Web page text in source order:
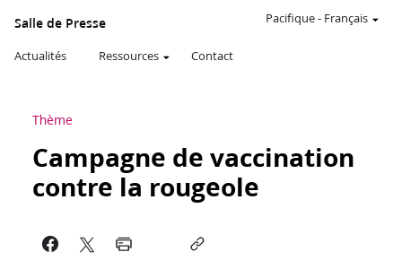
Salle de Presse
Actualités Ressources Contact
Pacifique- Français
Thème
Campagne de vaccination
contre la rougeole